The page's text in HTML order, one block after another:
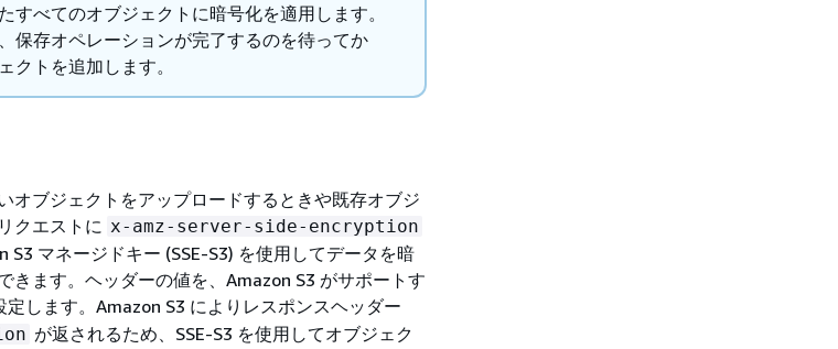
すべてのオブジェクトに暗号化を適用します。
保存オペレーションが完了するのを待ってか
クトを追加します。
オブジェクトをアップロードするときや既存オブジ
クエストに x-amz-server-side-encryption
マネージドキー (SSE-S3) を使用してデータを暗
きます。ヘッダーの値を、Amazon S3 がサポートす
定します。Amazon S3 によりレスポンスヘッダー
が返されるため、SSE-S3 を使用してオブジェク